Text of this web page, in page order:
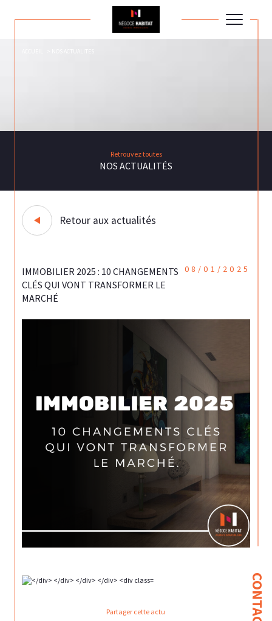
CONTACT
Retrouvez toutes
NOS ACTUALITÉS
Retour aux actualités
IMMOBILIER 2025 : 10 CHANGEMENTS
CLÉS QUI VONT TRANSFORMER LE
MARCHÉ
08/01/2025
Partager cette actu